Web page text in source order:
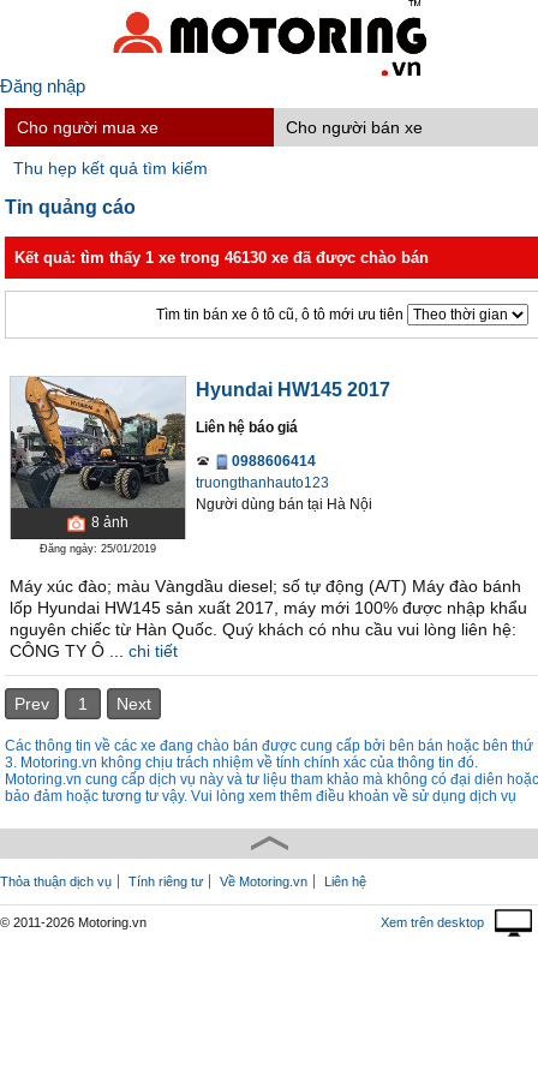
Đăng nhập
Cho người mua xe Cho người bán xe
Thu hẹp kết quả tìm kiếm
Tin quảng cáo
Kết quả: tìm thấy 1 xe trong 46130 xe đã được chào bán
Tìm tin bán xe ô tô cũ, ô tô mới ưu tiên
8 ảnh
Đăng ngày: 25/01/2019
Hyundai HW145 2017
Liên hệ báo giá
0988606414
truongthanhauto123
Người dùng bán tại Hà Nội
Máy xúc đào; màu Vàngdầu diesel; số tự động (A/T) Máy đào bánh
lốp Hyundai HW145 sản xuất 2017, máy mới 100% được nhập khẩu
nguyên chiếc từ Hàn Quốc. Quý khách có nhu cầu vui lòng liên hệ:
CÔNG TY Ô ...
chi tiết
Prev 1 Next
Các thông tin về các xe đang chào bán được cung cấp bởi bên bán hoặc bên thứ
3. Motoring.vn không chịu trách nhiệm về tính chính xác của thông tin đó.
Motoring.vn cung cấp dịch vụ này và tư liệu tham khảo mà không có đại diên hoặc
bảo đảm hoặc tương tư vậy. Vui lòng xem thêm điều khoản về sử dụng dịch vụ
Thỏa thuận dịch vụ Tính riêng tư Về Motoring.vn Liên hệ
© 2011-2026 Motoring.vn Xem trên desktop